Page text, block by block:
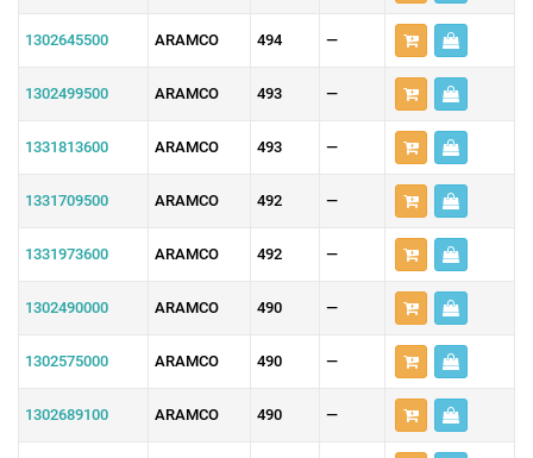
1302645500 ARAMCO 494 —
1302499500 ARAMCO 493 —
1331813600 ARAMCO 493 —
1331709500 ARAMCO 492 —
1331973600 ARAMCO 492 —
1302490000 ARAMCO 490 —
1302575000 ARAMCO 490 —
1302689100 ARAMCO 490 —